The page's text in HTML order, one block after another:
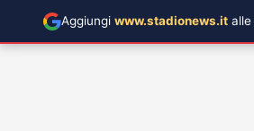
Aggiungi www.stadionews.it